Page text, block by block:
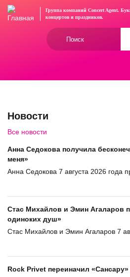
Перейти
Группа компаний Concert Agent.
концертови праздников.
Новости
Все новости
Анна Седокова получила
меня»
Анна Седокова 7 августа 2026 года
Стас Михайлов и Эмин Агаларов
одиноких душ»
Стас Михайлов и Эмин Агаларов 7
Rock Privet переиначил